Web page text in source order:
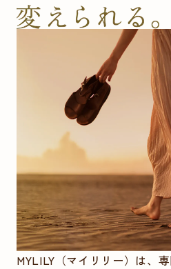
MYLILY（マイリリー）は、